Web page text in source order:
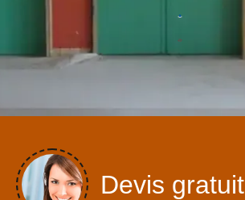
Devis gratuit